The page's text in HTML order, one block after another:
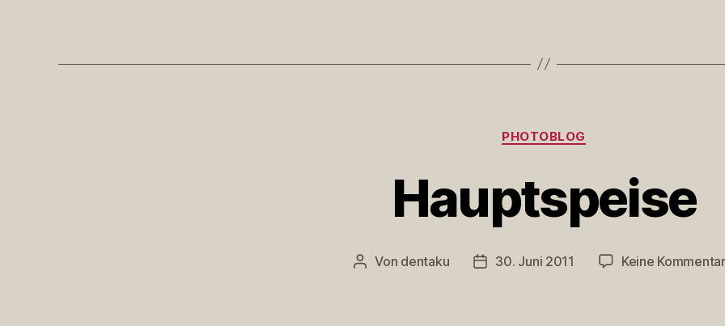
Kategorien
PHOTOBLOG
Hauptspeise
Beitragsautor
Von dentaku Veröffentlichungsdatum
30. Juni 2011 Keine